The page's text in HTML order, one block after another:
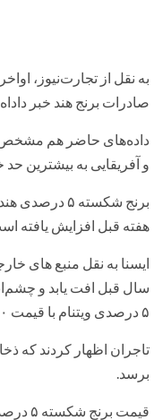
به نقل از تجارت‌نیوز،
صادرات برنج هند خبر
داده‌های حاضر هم مشخص
و آفریقایی به بیشترین
هفته قبل افزایش یافته
ایسنا به نقل منبع های
سال قبل افت یابد و
۵ درصدی ویتنام با قیمت ۶۳۰ دلار در هر تن اراعه شد که نسبت به هفته قبل ۶۵۳ دلار در هر تن افت یافته است.
تاجران اظهار کردند که
برسد.